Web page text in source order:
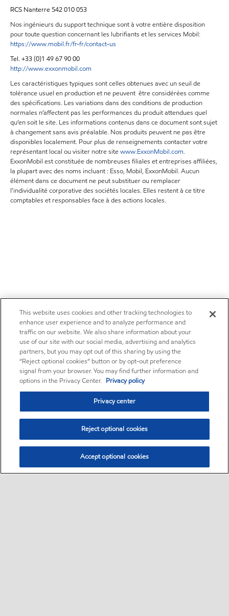
RCS Nanterre 542 010 053
Nos ingénieurs du support technique sont à votre entière disposition
pour toute question concernant les lubrifiants et les services Mobil:
https://www.mobil.fr/fr-fr/contact-us
Tel. +33 (0)1 49 67 90 00
http://www.exxonmobil.com
Les caractéristiques typiques sont celles obtenues avec un seuil de
tolérance usuel en production et ne peuvent être considérées comme
des spécifications. Les variations dans des conditions de production
normales n’affectent pas les performances du produit attendues quel
qu’en soit le site. Les informations contenus dans ce document sont sujet
à changement sans avis préalable. Nos produits peuvent ne pas être
disponibles localement. Pour plus de renseignements contacter votre
représentant local ou visiter notre sitewww.ExxonMobil.com.
ExxonMobil est constituée de nombreuses filiales et entreprises affiliées,
la plupart avec des noms incluant : Esso, Mobil, ExxonMobil. Aucun
élément dans ce document ne peut substituer ou remplacer
l'individualité corporative des sociétés locales. Elles restent à ce titre
comptables et responsables face à des actions locales.
This website uses cookies and other tracking technologies to
enhance user experience and to analyze performance and
traffic on our website. We also share information about your
use of our site with our social media, advertising and analytics
partners, but you may opt out of this sharing by using the
“Reject optional cookies” button or by opt-out preference
signal from your browser. You may find further information and
options in the Privacy Center. Privacy policy
Privacy center
Reject optional cookies
Accept optional cookies